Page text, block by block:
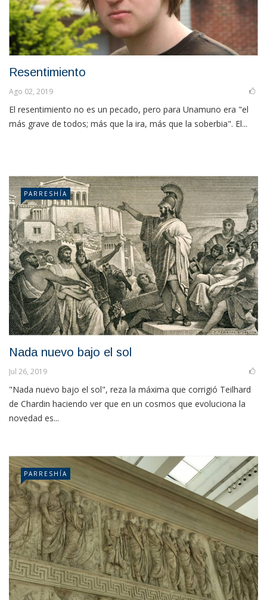
Resentimiento
Ago 02, 2019
El resentimiento no es un pecado, pero para Unamuno era "el
más grave de todos; más que la ira, más que la soberbia". El...
PARRESHÍA
Nada nuevo bajo el sol
Jul 26, 2019
"Nada nuevo bajo el sol", reza la máxima que corrigió Teilhard
de Chardin haciendo ver que en un cosmos que evoluciona la
novedad es...
PARRESHÍA